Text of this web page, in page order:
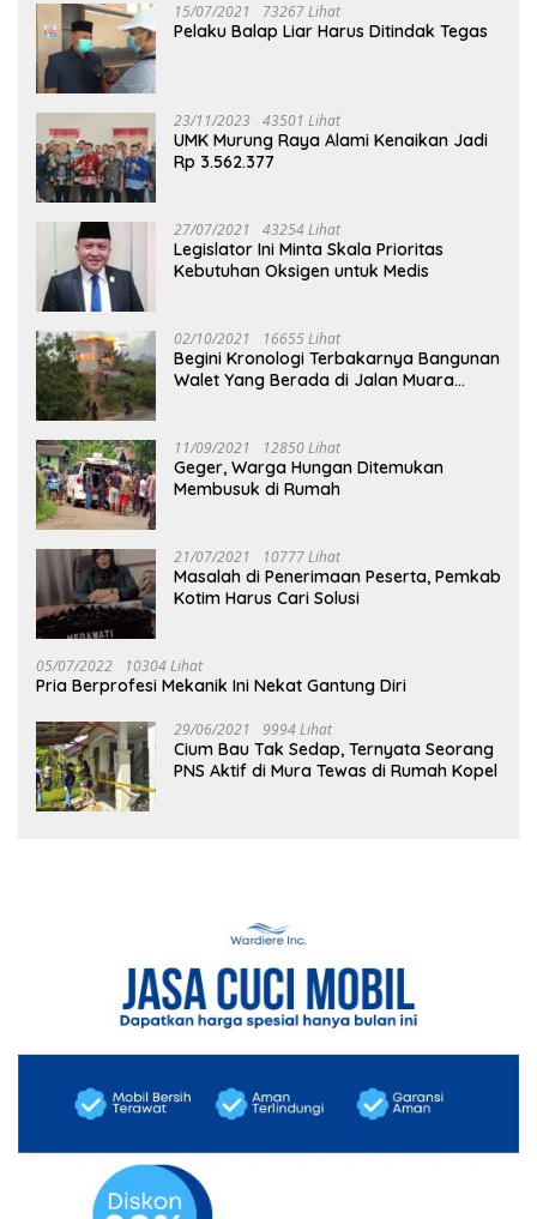
15/07/2021 73267 Lihat
Pelaku Balap Liar Harus Ditindak Tegas
23/11/2023 43501 Lihat
UMK Murung Raya Alami Kenaikan Jadi
Rp 3.562.377
27/07/2021 43254 Lihat
Legislator Ini Minta Skala Prioritas
Kebutuhan Oksigen untuk Medis
02/10/2021 16655 Lihat
Begini Kronologi Terbakarnya Bangunan
Walet Yang Berada di Jalan Muara
11/09/2021 12850 Lihat
Geger, Warga Hungan Ditemukan
Membusuk di Rumah
21/07/2021 10777 Lihat
Masalah di Penerimaan Peserta, Pemkab
Kotim Harus Cari Solusi
05/07/2022 10304 Lihat
Pria Berprofesi Mekanik Ini Nekat Gantung Diri
29/06/2021 9994 Lihat
Cium Bau Tak Sedap, Ternyata Seorang
PNS Aktif di Mura Tewas di Rumah Kopel